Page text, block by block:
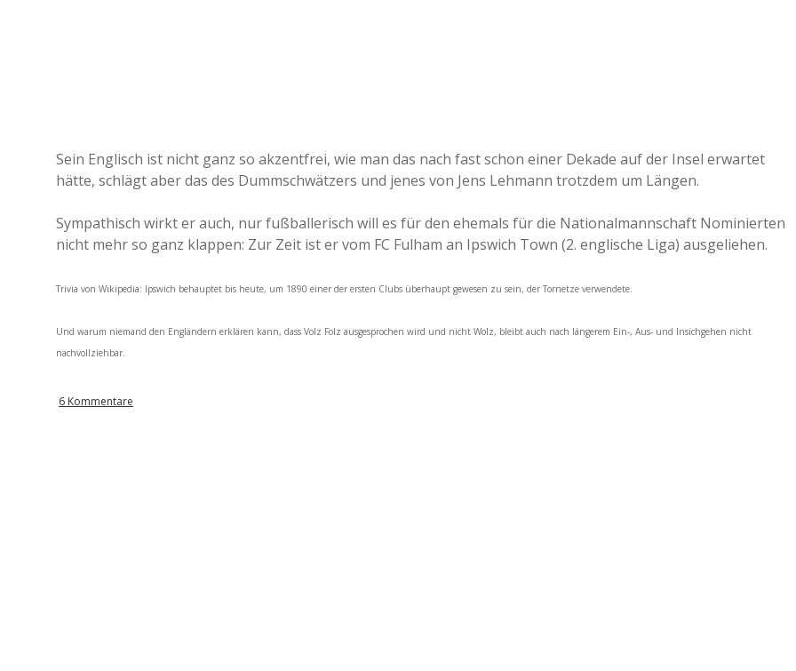
Sein Englisch ist nicht ganz so akzentfrei, wie man das nach fast schon einer Dekade auf der Insel erwartet
hätte, schlägt aber das des Dummschwätzers und jenes von Jens Lehmann trotzdem um Längen.
Sympathisch wirkt er auch, nur fußballerisch will es für den ehemals für die Nationalmannschaft Nominierten
nicht mehr so ganz klappen: Zur Zeit ist er vom FC Fulham an Ipswich Town (2. englische Liga) ausgeliehen.
Trivia von Wikipedia: Ipswich behauptet bis heute, um 1890 einer der ersten Clubs überhaupt gewesen zu sein, der Tornetze verwendete.
Und warum niemand den Engländern erklären kann, dass Volz Folz ausgesprochen wird und nicht Wolz, bleibt auch nach längerem Ein-, Aus- und Insichgehen nicht
nachvollziehbar.
6 Kommentare